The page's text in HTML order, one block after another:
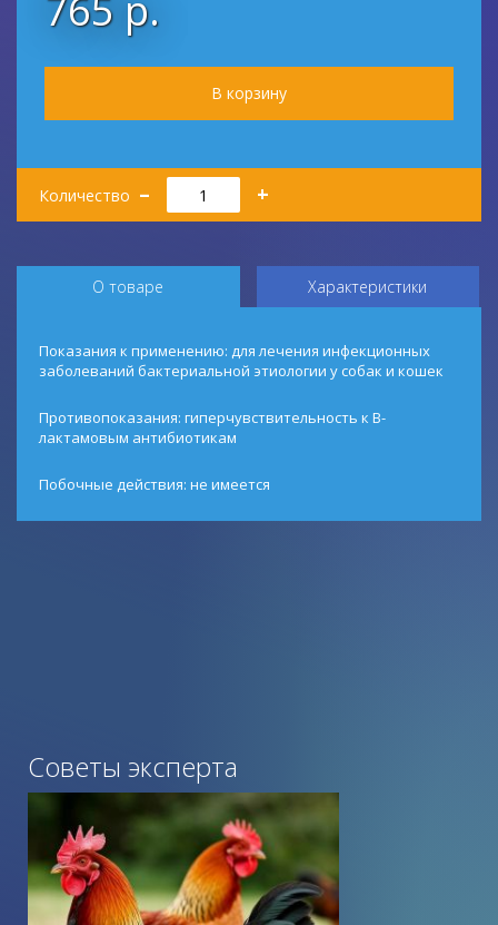
Количество
Количество
– +
О товаре Характеристики
Показания к применению: для лечения инфекционных
заболеваний бактериальной этиологии у собак и кошек
Противопоказания: гиперчувствительность к В-
лактамовым антибиотикам
Побочные действия: не имеется
Советы эксперта